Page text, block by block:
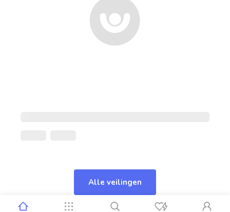
Alle veilingen